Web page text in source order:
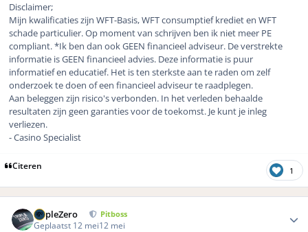
Disclaimer;
Mijn kwalificaties zijn WFT-Basis, WFT consumptief krediet en WFT
schade particulier. Op moment van schrijven ben ik niet meer PE
compliant. *Ik ben dan ook GEEN financieel adviseur. De verstrekte
informatie is GEEN financieel advies. Deze informatie is puur
informatief en educatief. Het is ten sterkste aan te raden om zelf
onderzoek te doen of een financieel adviseur te raadplegen.
Aan beleggen zijn risico's verbonden. In het verleden behaalde
resultaten zijn geen garanties voor de toekomst. Je kunt je inleg
verliezen.
- Casino Specialist
Citeren 1
TripleZero Pitboss
Geplaatst 12 mei12 mei